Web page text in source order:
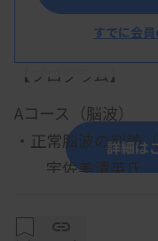
概 要
【プログラム】
Aコース（脳波）
・正常脳波の判読
宇佐美清英氏
松本理器氏
詳細は
すでに会